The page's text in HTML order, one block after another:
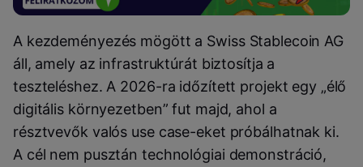
A kezdeményezés mögött a Swiss Stablecoin AG
áll, amely az infrastruktúrát biztosítja a
teszteléshez. A 2026-ra időzített projekt egy „élő
digitális környezetben” fut majd, ahol a
résztvevők valós use case-eket próbálhatnak ki.
A cél nem pusztán technológiai demonstráció,